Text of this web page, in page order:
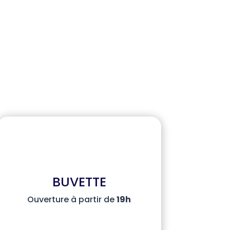
BUVETTE
Ouverture à partir de19h